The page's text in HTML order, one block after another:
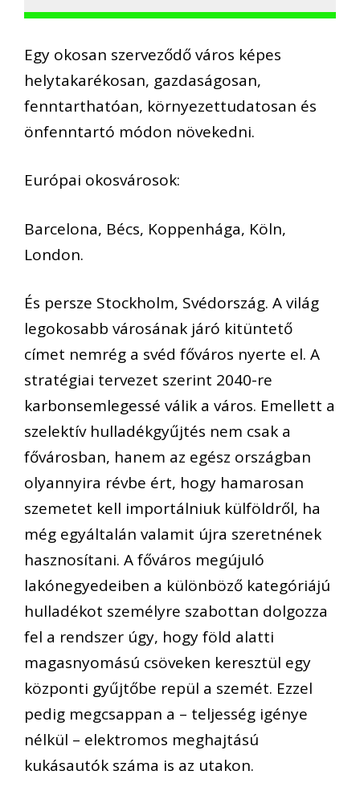
Egy okosan szerveződő város képes
helytakarékosan, gazdaságosan,
fenntarthatóan, környezettudatosan és
önfenntartó módon növekedni.
Európai okosvárosok:
Barcelona, Bécs, Koppenhága, Köln,
London.
És persze Stockholm, Svédország. A világ
legokosabb városának járó kitüntető
címet nemrég a svéd főváros nyerte el. A
stratégiai tervezet szerint 2040-re
karbonsemlegessé válik a város. Emellett a
szelektív hulladékgyűjtés nem csak a
fővárosban, hanem az egész országban
olyannyira révbe ért, hogy hamarosan
szemetet kell importálniuk külföldről, ha
még egyáltalán valamit újra szeretnének
hasznosítani. A főváros megújuló
lakónegyedeiben a különböző kategóriájú
hulladékot személyre szabottan dolgozza
fel a rendszer úgy, hogy föld alatti
magasnyomású csöveken keresztül egy
központi gyűjtőbe repül a szemét. Ezzel
pedig megcsappan a – teljesség igénye
nélkül – elektromos meghajtású
kukásautók száma is az utakon.